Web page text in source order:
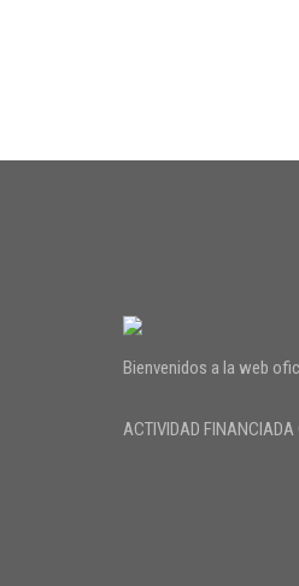
Bienvenidos a la web
ACTIVIDAD FINANCIADA